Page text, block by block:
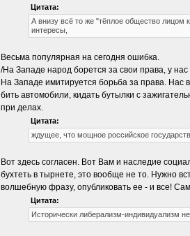
Цитата:
А внизу всё то же "тёплое общество лицом
интересы,
Весьма популярная на сегодня ошибка.
/На Западе народ борется за свои права, у нас
На Западе имитируется борьба за права. Нас
бить автомобили, кидать бутылки с
при делах.
Цитата:
ждущее, что мощное российское
Вот здесь согласен. Вот Вам и наследие
бухтеть в тырнете, это вообще не то. Нужно
волшебную фразу, опубликовать ее - и все!
Цитата:
Исторически либерализм-индивидуализм